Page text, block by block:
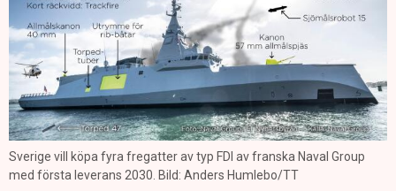
Sverige vill köpa fyra fregatter av typ FDI av franska Naval Group
med första leverans 2030. Bild: Anders Humlebo/TT